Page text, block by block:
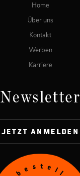
Home
Über uns
Kontakt
Werben
Karriere
Newsletter
JETZT ANMELDEN